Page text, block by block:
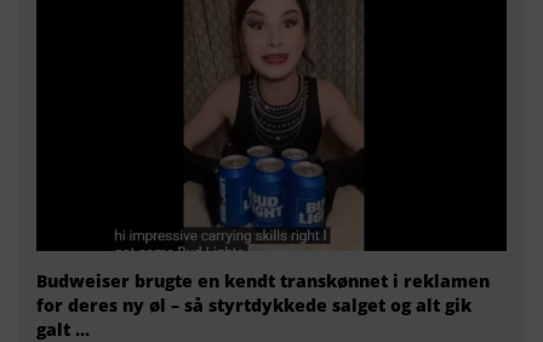
Budweiser brugte en kendt transkønnet i reklamen
for deres ny øl – så styrtdykkede salget og alt gik
galt …